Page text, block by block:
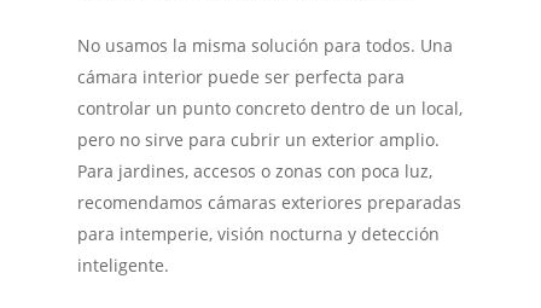
No usamos la misma solución para todos. Una
cámara interior puede ser perfecta para
controlar un punto concreto dentro de un local,
pero no sirve para cubrir un exterior amplio.
Para jardines, accesos o zonas con poca luz,
recomendamos cámaras exteriores preparadas
para intemperie, visión nocturna y detección
inteligente.